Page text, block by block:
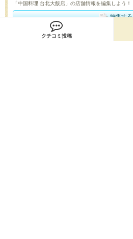
クチコミ投稿
「中国料理 台北大飯店」の店舗情報を編集しよう！
編集する